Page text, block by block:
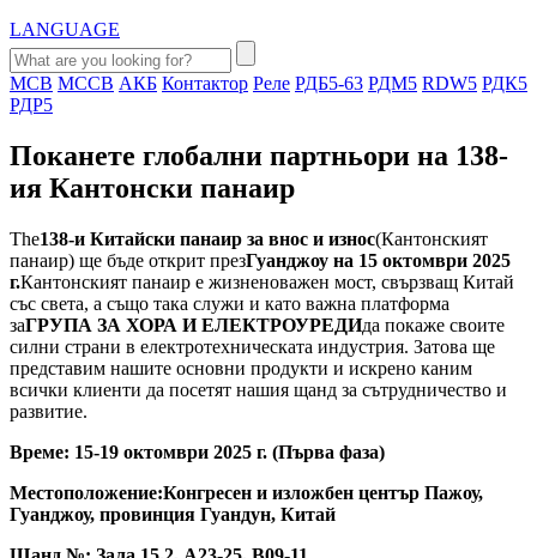
LANGUAGE
MCB MCCB АКБ Контактор Реле РДБ5-63 РДМ5 RDW5 РДК5
РДР5
Поканете глобални партньори на 138-
ия Кантонски панаир
The138-и Китайски панаир за внос и износ(Кантонският
панаир) ще бъде открит презГуанджоу на 15 октомври 2025
г.Кантонският панаир е жизненоважен мост, свързващ Китай
със света, а също така служи и като важна платформа
заГРУПА ЗА ХОРА И ЕЛЕКТРОУРЕДИда покаже своите
силни страни в електротехническата индустрия. Затова ще
представим нашите основни продукти и искрено каним
всички клиенти да посетят нашия щанд за сътрудничество и
развитие.
Време: 15-19 октомври 2025 г. (Първа фаза)
Местоположение:Конгресен и изложбен център Пажоу,
Гуанджоу, провинция Гуандун, Китай